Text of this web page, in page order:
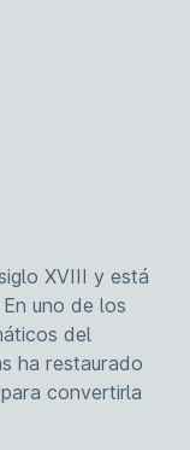
XVIII y está
uno de los
del
ha restaurado
convertirla